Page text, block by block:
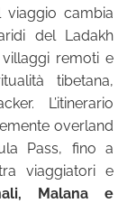
cambia
del Ladakh
remoti e
tibetana,
L’itinerario
overland
Pass, fino a
viaggiatori e
Malana e